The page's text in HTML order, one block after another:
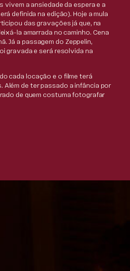
vivem a ansiedade da espera e a
definida na edição). Hoje a mula
das gravações já que, na
la amarrada no caminho. Cena
Já a passagem do Zeppelin,
gravada e será resolvida na
cada locação e o filme terá
Além de ter passado a infância por
de quem costuma fotografar